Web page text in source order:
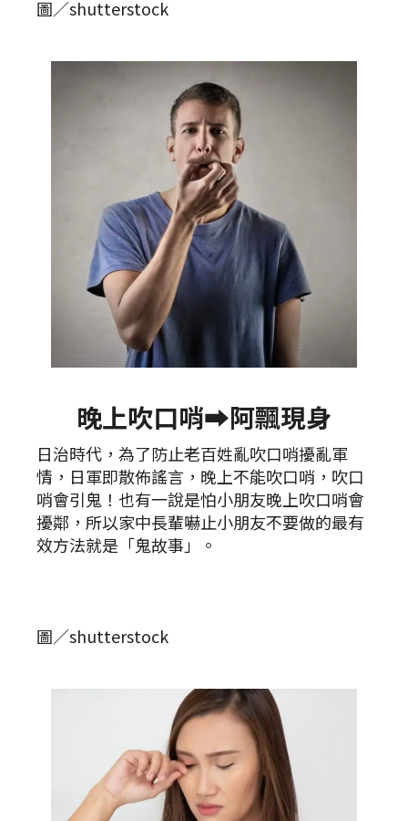
圖／shutterstock
晚上吹口哨➡️阿飄現身
日治時代，為了防止老百姓亂吹口哨擾亂軍
情，日軍即散佈謠言，晚上不能吹口哨，吹口
哨會引鬼！也有一說是怕小朋友晚上吹口哨會
擾鄰，所以家中長輩嚇止小朋友不要做的最有
效方法就是「鬼故事」。
圖／shutterstock